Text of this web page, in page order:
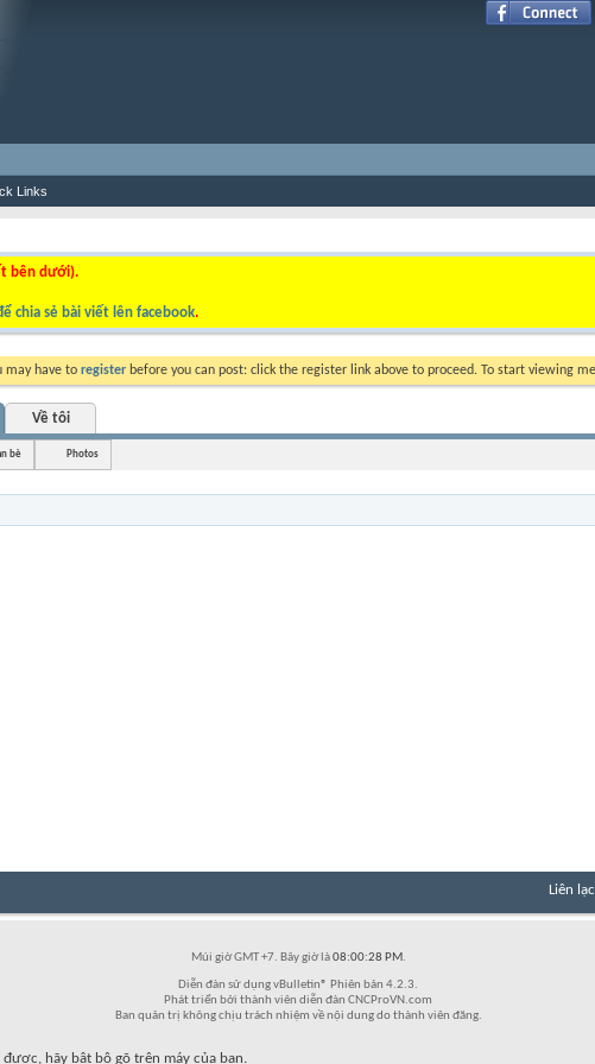
Links
bên dưới).
chia sẻ bài viết lên facebook.
may have to register before you can post: click the register link above to proceed. To start viewing
Về tôi
bè Photos
Liên
Múi giờ GMT +7. Bây giờ là08:00:28 PM.
Diễn đàn sử dụng vBulletin® Phiên bản 4.2.3.
Phát triển bởi thành viên diễn đàn CNCProVN.com
Ban quản trị không chịu trách nhiệm về nội dung do thành viên đăng.
hãy bật bộ gõ trên máy của bạn.